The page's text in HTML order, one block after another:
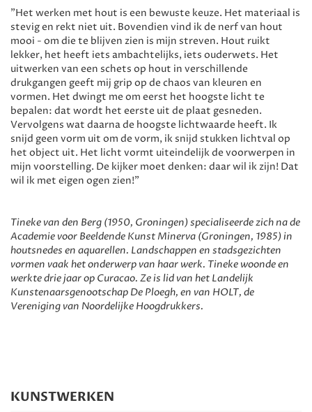
"Het werken met hout is een bewuste keuze. Het materiaal is
stevig en rekt niet uit. Bovendien vind ik de nerf van hout
mooi - om die te blijven zien is mijn streven. Hout ruikt
lekker, het heeft iets ambachtelijks, iets ouderwets. Het
uitwerken van een schets op hout in verschillende
drukgangen geeft mij grip op de chaos van kleuren en
vormen. Het dwingt me om eerst het hoogste licht te
bepalen: dat wordt het eerste uit de plaat gesneden.
Vervolgens wat daarna de hoogste lichtwaarde heeft. Ik
snijd geen vorm uit om de vorm, ik snijd stukken lichtval op
het object uit. Het licht vormt uiteindelijk de voorwerpen in
mijn voorstelling. De kijker moet denken: daar wil ik zijn! Dat
wil ik met eigen ogen zien!"
Tineke van den Berg (1950, Groningen) specialiseerde zich na de
Academie voor Beeldende Kunst Minerva (Groningen, 1985) in
houtsnedes en aquarellen. Landschappen en stadsgezichten
vormen vaak het onderwerp van haar werk. Tineke woonde en
werkte drie jaar op Curacao. Ze is lid van het Landelijk
Kunstenaarsgenootschap De Ploegh, en van HOLT, de
Vereniging van Noordelijke Hoogdrukkers.
KUNSTWERKEN